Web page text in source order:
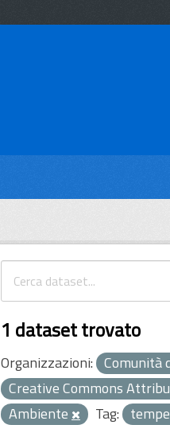
1 dataset trovato
Organizzazioni: Comunità
Creative Commons
Ambiente
Tag: